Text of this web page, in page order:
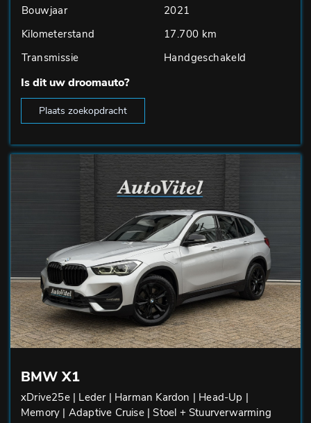
Bouwjaar
2021
Kilometerstand
17.700 km
Transmissie
Handgeschakeld
Is dit uw droomauto?
Plaats zoekopdracht
BMW X1
xDrive25e | Leder | Harman Kardon | Head-Up |
Memory | Adaptive Cruise | Stoel + Stuurverwarming